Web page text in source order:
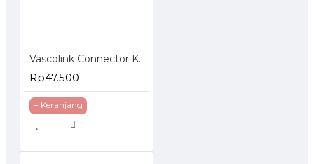
Vascolink Connector Konektor RJ45 Cat 5e EZ Gold Plated 50Pcs
Rp47.500
+ Keranjang